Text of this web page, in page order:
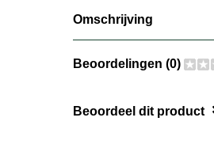
Omschrijving
Beoordelingen (0)
Beoordeel dit product